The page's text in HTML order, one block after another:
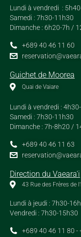
Lundi à vendredi :
Samedi : 7h30-11h30
Dimanche : 6h20-7h /
+689 40 46 11 60
Guichet de Moorea
Quai de Vaiare
Lundi à vendredi :
Samedi : 7h30-11h30
Dimanche : 7h-8h20 /
+689 40 46 11 63
Direction du Vaeara'i
43 Rue des Frères de
Lundi à jeudi : 7h30-
Vendredi : 7h30-15h30
+689 40 46 11 80 -